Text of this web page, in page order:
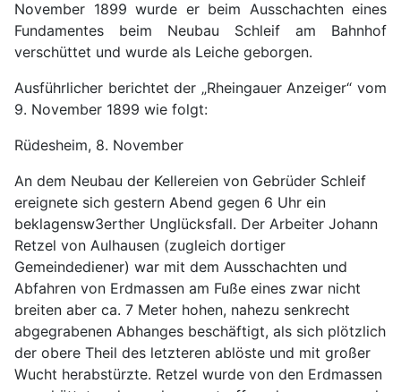
November 1899 wurde er beim Ausschachten eines
Fundamentes beim Neubau Schleif am Bahnhof
verschüttet und wurde als Leiche geborgen.
Ausführlicher berichtet der „Rheingauer Anzeiger“ vom
9. November 1899 wie folgt:
Rüdesheim, 8. November
An dem Neubau der Kellereien von Gebrüder Schleif
ereignete sich gestern Abend gegen 6 Uhr ein
beklagensw3erther Unglücksfall. Der Arbeiter Johann
Retzel von Aulhausen (zugleich dortiger
Gemeindediener) war mit dem Ausschachten und
Abfahren von Erdmassen am Fuße eines zwar nicht
breiten aber ca. 7 Meter hohen, nahezu senkrecht
abgegrabenen Abhanges beschäftigt, als sich plötzlich
der obere Theil des letzteren ablöste und mit großer
Wucht herabstürzte. Retzel wurde von den Erdmassen